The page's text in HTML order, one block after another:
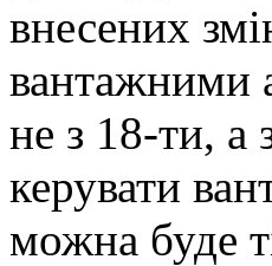
внесених
вантажними
не з 18-ти, а
керувати
можна буде